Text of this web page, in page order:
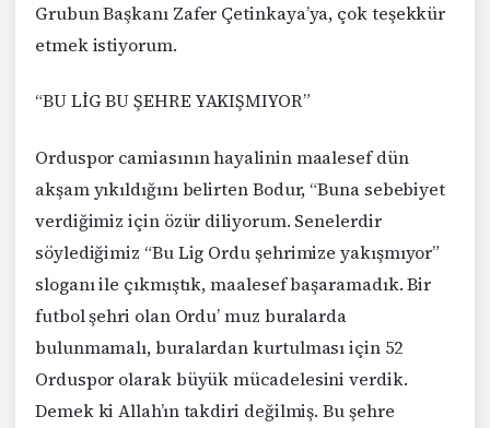
Grubun Başkanı Zafer Çetinkaya’ya, çok teşekkür
etmek istiyorum.
“BU LİG BU ŞEHRE YAKIŞMIYOR”
Orduspor camiasının hayalinin maalesef dün
akşam yıkıldığını belirten Bodur, “Buna sebebiyet
verdiğimiz için özür diliyorum. Senelerdir
söylediğimiz “Bu Lig Ordu şehrimize yakışmıyor”
sloganı ile çıkmıştık, maalesef başaramadık. Bir
futbol şehri olan Ordu’ muz buralarda
bulunmamalı, buralardan kurtulması için 52
Orduspor olarak büyük mücadelesini verdik.
Demek ki Allah’ın takdiri değilmiş. Bu şehre